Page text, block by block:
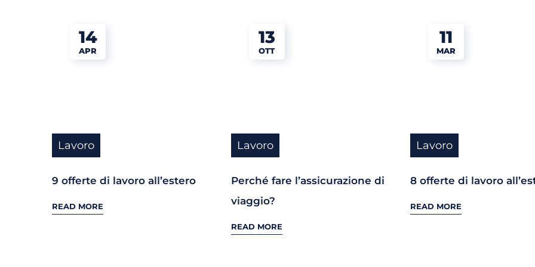
14
APR
Lavoro
9 offerte di lavoro all’estero
READ MORE
13
OTT
Lavoro
Perché fare l’assicurazione di
viaggio?
READ MORE
11
MAR
Lavoro
8 offerte di lavoro
READ MORE